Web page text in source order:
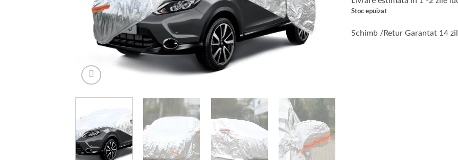
a
514 lei.
este:
Stoc epuizat
Schimb /Retur Garantat 14